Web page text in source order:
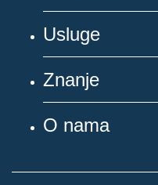
Usluge
Znanje
O nama